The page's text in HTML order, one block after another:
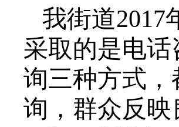
我街道2017
采取的是电
询三种方式
询，群众反映